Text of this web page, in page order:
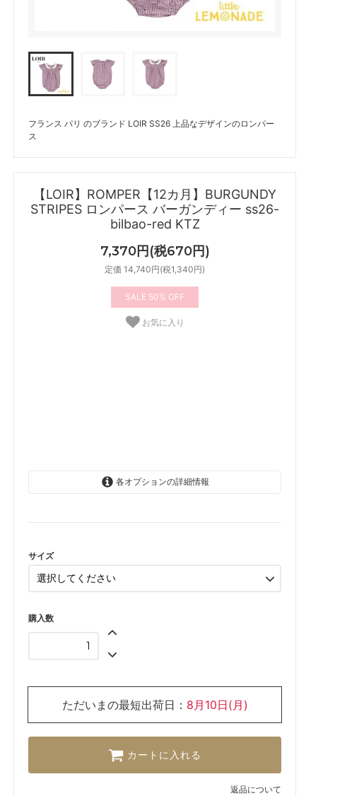
フランス パリ のブランド LOIR SS26 上品なデザインのロンパー
ス
【LOIR】ROMPER【12カ月】BURGUNDY
STRIPES ロンパース バーガンディー ss26-
bilbao-red KTZ
7,370円(税670円)
定価 14,740円(税1,340円)
50%
お気に入り
各オプションの詳細情報
サイズ
購入数
ただいまの最短出荷日： 8月10日(月)
カートに入れる
返品について